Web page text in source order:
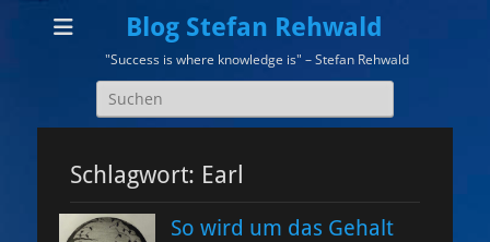
Blog Stefan Rehwald
"Success is where knowledge is" – Stefan Rehwald
Suchen
nach:
Schlagwort: Earl
So wird um das Gehalt